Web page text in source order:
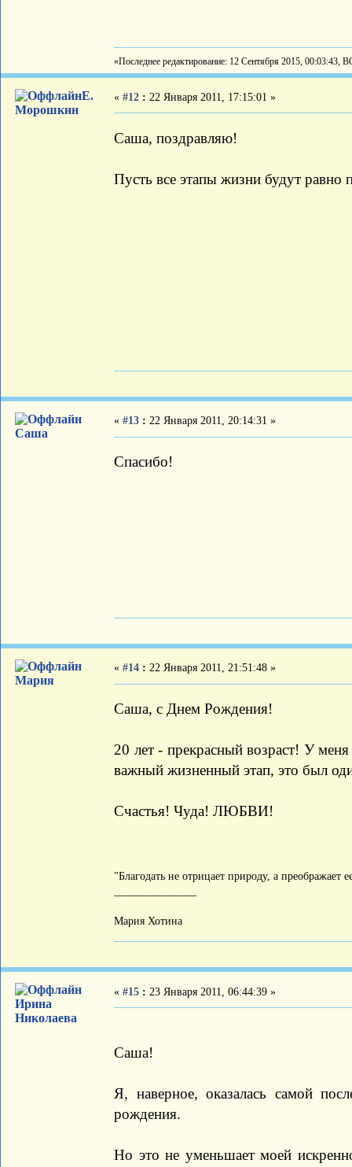
«Последнее редактирование: 12 Сентября 2015, 00:03:43,
Е.
Морошкин
« #12 : 22 Января 2011, 17:15:01 »
Саша, поздравляю!
Пусть все этапы жизни будут равно
Саша
« #13 : 22 Января 2011, 20:14:31 »
Спасибо!
Мария
« #14 : 22 Января 2011, 21:51:48 »
Саша, с Днем Рождения!
20 лет - прекрасный возраст! У
важный жизненный этап, это был
Счастья! Чуда! ЛЮБВИ!
"Благодать не отрицает природу, а
Мария Хотина
Ирина
Николаева
« #15 : 23 Января 2011, 06:44:39 »
Саша!
Я, наверное, оказалась самой
рождения.
Но это не уменьшает моей